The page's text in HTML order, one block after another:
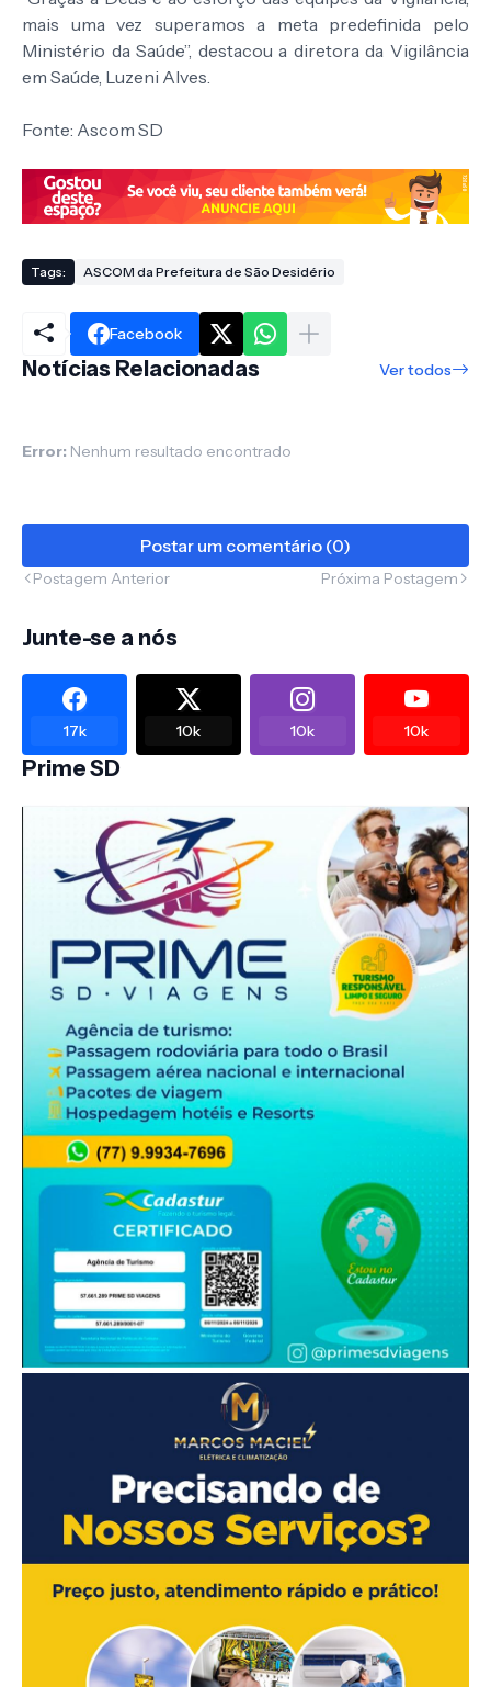
mais uma vez superamos a meta predefinida pelo
Ministério da Saúde”, destacou a diretora da Vigilância
em Saúde, Luzeni Alves.
Fonte: Ascom SD
Tags: ASCOM da Prefeitura de São Desidério
Facebook
Notícias Relacionadas Ver todos
Error: Nenhum resultado encontrado
Postar um comentário (0)
Postagem Anterior Próxima Postagem
Junte-se a nós
17k 10k 10k 10k
Prime SD